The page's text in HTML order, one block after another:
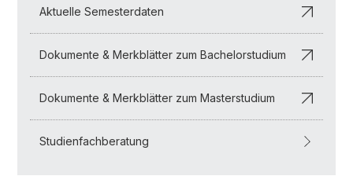
Aktuelle Semesterdaten
Dokumente & Merkblätter zum Bachelorstudium
Dokumente & Merkblätter zum Masterstudium
Studienfachberatung